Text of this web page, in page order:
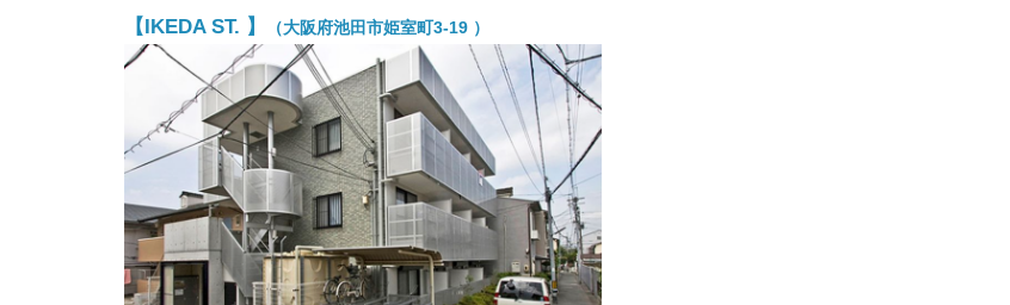
【IKEDA ST. 】 （大阪府池田市姫室町3-19 ）